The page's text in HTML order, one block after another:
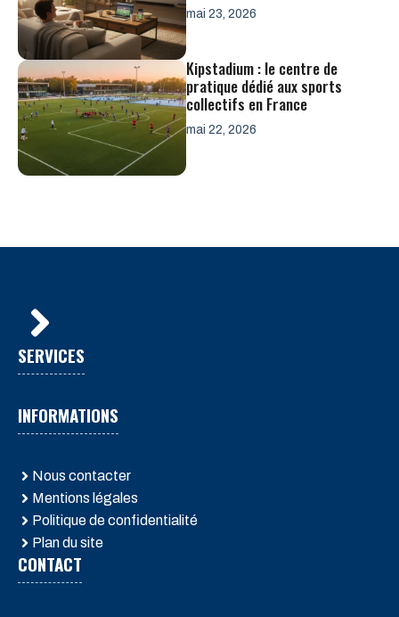
mai 23, 2026
Kipstadium : le centre de
pratique dédié aux sports
collectifs en France
mai 22, 2026
SERVICES
INFORMATIONS
Nous contacter
Mentions légales
Politique de confidentialité
Plan du site
CONTACT